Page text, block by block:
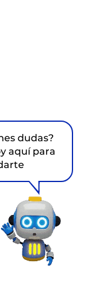
dudas?
aquí para